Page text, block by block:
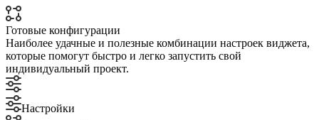
Готовые конфигурации
Наиболее удачные и полезные комбинации настроек виджета,
которые помогут быстро и легко запустить свой
индивидуальный проект.
Настройки